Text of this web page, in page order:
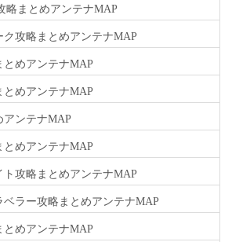
略まとめアンテナMAP
攻略まとめアンテナMAP
めアンテナMAP
めアンテナMAP
ンテナMAP
めアンテナMAP
攻略まとめアンテナMAP
ラー攻略まとめアンテナMAP
めアンテナMAP